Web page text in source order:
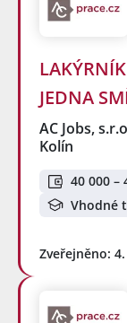
JEDNA
AC Jobs,
Kolín
40 000 –
Vhodné
Zveřejněno: